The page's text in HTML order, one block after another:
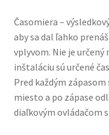
Hodiny GPS
Hokej
Časomiera –
aby sa dal ľahko
vplyvom. Nie je
inštaláciu sú určené
Pred každým
miesto a po zápase
diaľkovým ovládačom